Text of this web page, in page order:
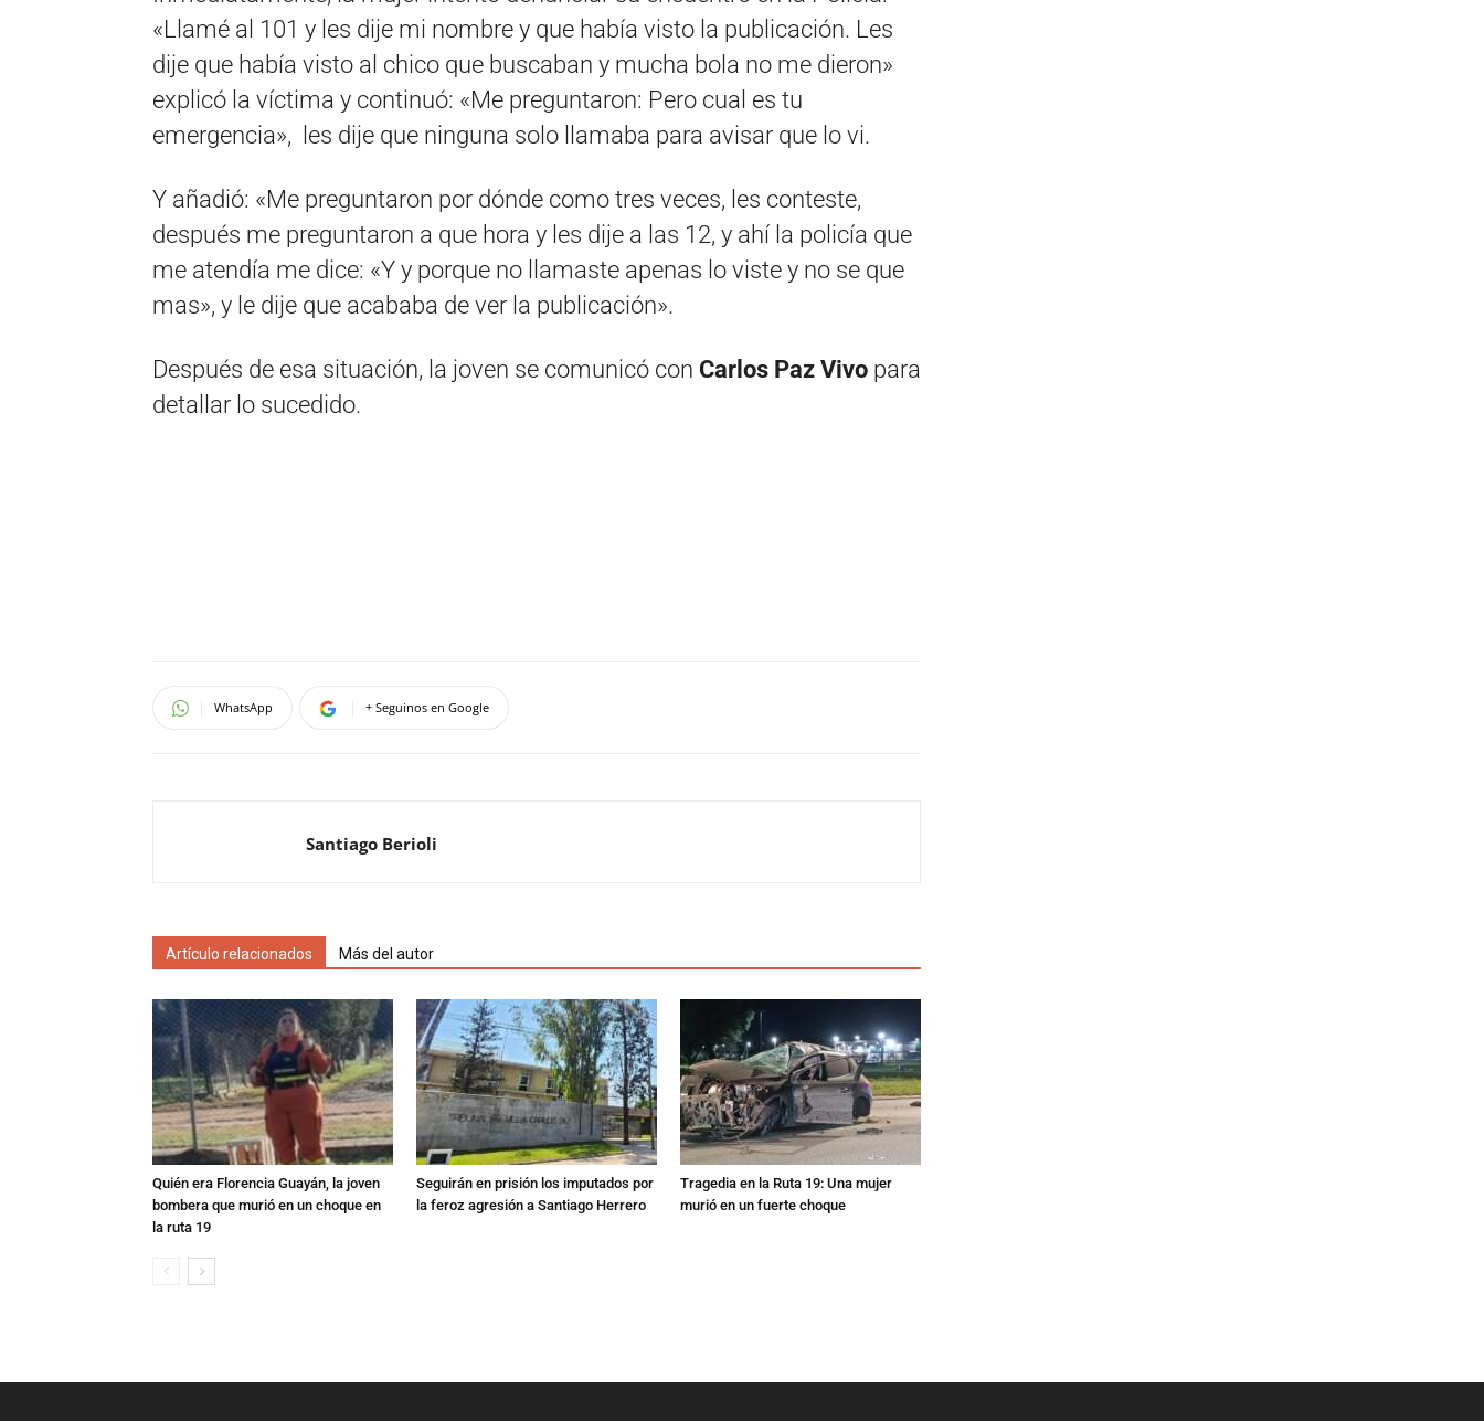
«Llamé al 101 y les dije mi nombre y que había visto la publicación. Les
dije que había visto al chico que buscaban y mucha bola no me dieron»
explicó la víctima y continuó: «Me preguntaron: Pero cual es tu
emergencia», les dije que ninguna solo llamaba para avisar que lo vi.
Y añadió: «Me preguntaron por dónde como tres veces, les conteste,
después me preguntaron a que hora y les dije a las 12, y ahí la policía que
me atendía me dice: «Y y porque no llamaste apenas lo viste y no se que
mas», y le dije que acababa de ver la publicación».
Después de esa situación, la joven se comunicó con Carlos Paz Vivo para
detallar lo sucedido.
WhatsApp + Seguinos en Google
Santiago Berioli
Artículo relacionados Más del autor
Quién era Florencia Guayán, la joven
bombera que murió en un choque en
la ruta 19
Seguirán en prisión los imputados por
la feroz agresión a Santiago Herrero
Tragedia en la Ruta 19: Una mujer
murió en un fuerte choque